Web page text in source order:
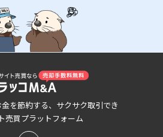
を節約する、サクサク取引でき
売買プラットフォーム